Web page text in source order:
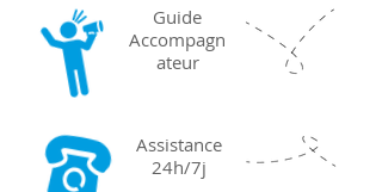
Guide
Accompagn
ateur
Assistance
24h/7j